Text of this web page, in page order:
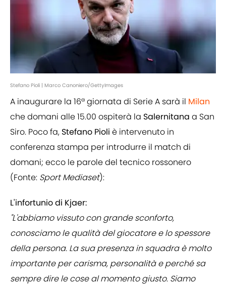
Stefano Pioli | Marco Canoniero/GettyImages
A inaugurare la 16ª giornata di Serie A sarà il Milan
che domani alle 15.00 ospiterà la Salernitana a San
Siro. Poco fa, Stefano Pioli è intervenuto in
conferenza stampa per introdurre il match di
domani; ecco le parole del tecnico rossonero
(Fonte: Sport Mediaset):
L'infortunio di Kjaer:
"L'abbiamo vissuto con grande sconforto,
conosciamo le qualità del giocatore e lo spessore
della persona. La sua presenza in squadra è molto
importante per carisma, personalità e perché sa
sempre dire le cose al momento giusto. Siamo